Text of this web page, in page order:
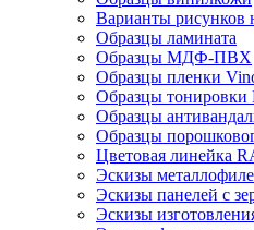
Варианты рисунков
Образцы ламината
Образцы МДФ-ПВХ
Образцы пленки
Образцы
Образцы
Образцы
Цветовая линейка
Эскизы
Эскизы панелей с
Эскизы